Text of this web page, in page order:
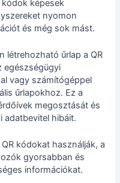
kódok képesek
nyomon
és még sok mást.
létrehozható űrlap a QR
egészségügyi
vagy számítógéppel
űrlapokhoz. Ez a
megosztását és
adatbevitel hibáit.
kódokat használják, a
gyorsabban és
információkat.